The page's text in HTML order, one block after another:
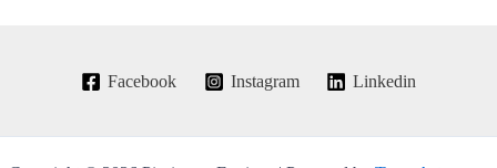
Facebook Instagram Linkedin